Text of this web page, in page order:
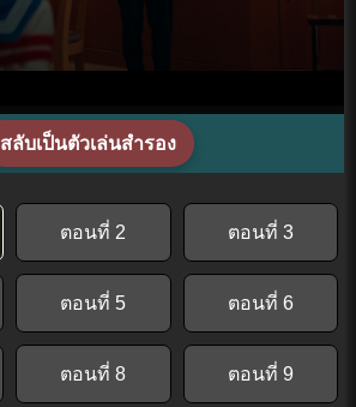
สลับเป็นตัวเล่นสำรอง
ตอนที่ 2 ตอนที่ 3
ตอนที่ 5 ตอนที่ 6
ตอนที่ 8 ตอนที่ 9